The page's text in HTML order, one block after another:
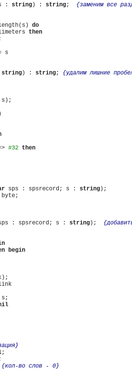
: string ) : string; {заменим все
do
then
string ) : string; {удалим лишние
)
#32 then
sps : spsrecord; s : string
: spsrecord; s : string );
begin
;
{кол-во слов - 0}